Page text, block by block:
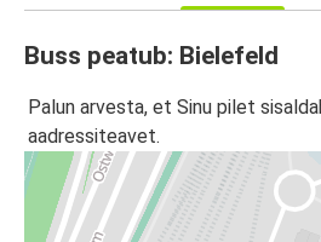
Buss peatub: Bielefeld
Palun arvesta, et Sinu pilet
aadressiteavet.